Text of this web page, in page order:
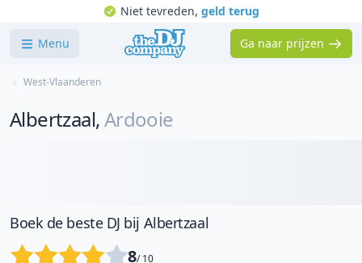
Niet tevreden, geld terug
Menu Ga naar prijzen
West-Vlaanderen
Albertzaal,Ardooie
Boek de beste DJ bij Albertzaal
8/ 10